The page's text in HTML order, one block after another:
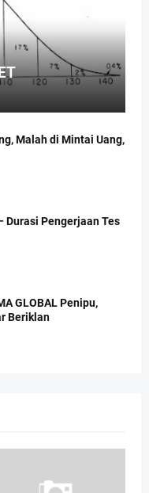
Malah di Mintai Uang,
Durasi Pengerjaan Tes
GLOBAL Penipu,
Beriklan